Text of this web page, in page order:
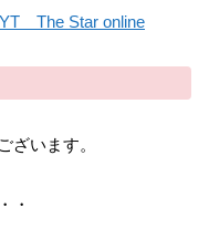
The Star online
ざいます。
・